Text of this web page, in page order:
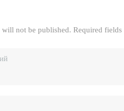
will not be published. Required fields